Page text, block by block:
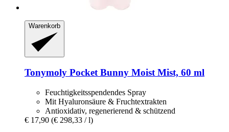
Warenkorb
Tonymoly Pocket Bunny Moist Mist, 60 ml
Feuchtigkeitsspendendes Spray
Mit Hyaluronsäure & Fruchtextrakten
Antioxidativ, regenerierend & schützend
€ 17,90 (€ 298,33 / l)